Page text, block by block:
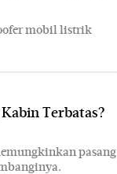
mobil listrik
Terbatas?
pasang